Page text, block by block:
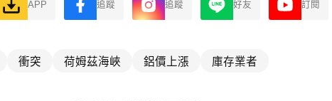
APP 追蹤 追蹤 好友 訂閱
衝突 荷姆茲海峽 鋁價上漲 庫存業者